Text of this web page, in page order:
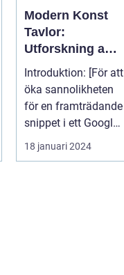
Modern Konst
Tavlor:
Utforskning av
ett Kreativt
Uttryck
Introduktion: [För att
öka sannolikheten
för en framträdande
snippet i ett Google-
sök är det viktigt...
18 januari 2024